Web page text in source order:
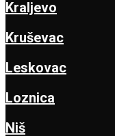
Kraljevo
Kruševac
Leskovac
Loznica
Niš